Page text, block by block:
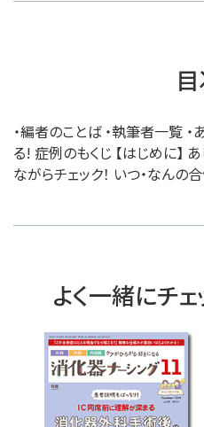
・編者のことば ・執筆者一覧
る! 症例のもくじ 【はじめに】
ながらチェック！ いつ・なんの
よく一緒にチ